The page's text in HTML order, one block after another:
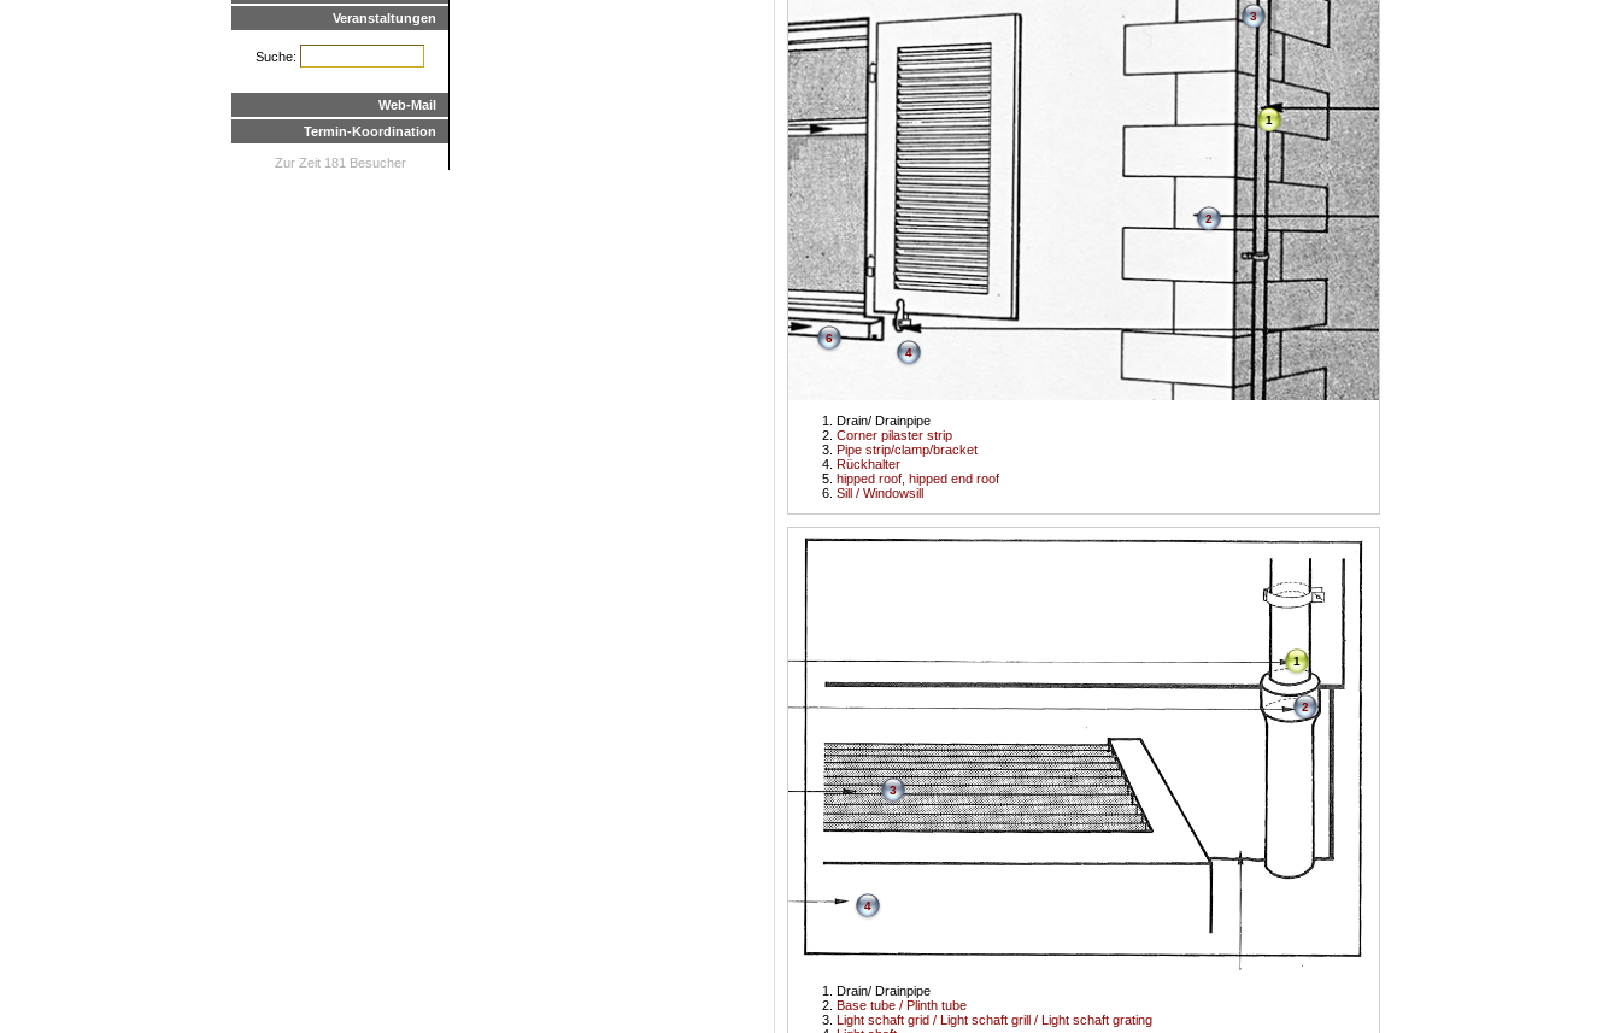
Veranstaltungen
Suche:
Web-Mail
Termin-Koordination
Zur Zeit 181 Besucher
1
Drain/ Drainpipe
Corner pilaster strip
2
Pipe strip/clamp/bracket
3
Rückhalter
4
hipped roof, hipped end roof
Sill / Windowsill
6
1
Drain/ Drainpipe
Base tube / Plinth tube
2
Light schaft grid / Light schaft grill / Light schaft grating
3
4